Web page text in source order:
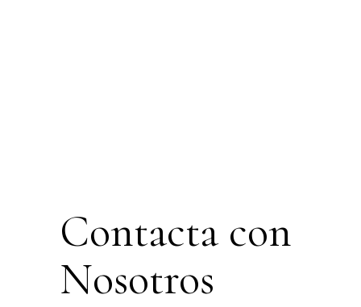
Contacta con
Nosotros